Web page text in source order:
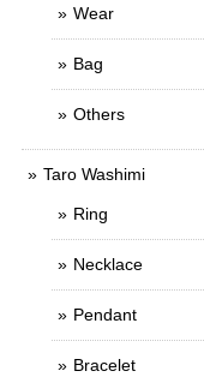
Wear
Bag
Others
Taro Washimi
Ring
Necklace
Pendant
Bracelet